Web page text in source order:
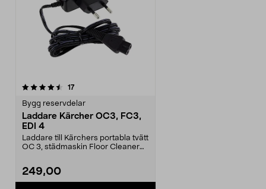
17recensioner
Bygg reservdelar
Laddare Kärcher OC3, FC3,
EDI 4
Laddare till Kärchers portabla tvätt
OC 3, städmaskin Floor Cleaner
249,00